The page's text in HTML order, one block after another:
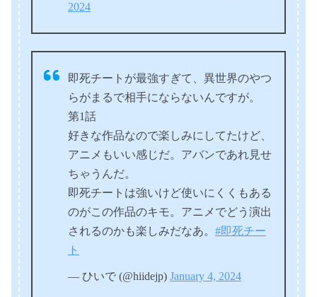
2024
即死チートが最強すぎて、異世界のやつ
らがまるで相手にならないんですが。
第1話
好きな作品なので楽しみにしてたけど、
アニメもいい感じだ。アバンであれ見せ
ちゃうんだ。
即死チートは強いけど使いにくくもある
のがこの作品のキモ。アニメでどう演出
されるのかも楽しみだなあ。 #即死チー
ト
— ひいで (@hiidejp) January 4, 2024